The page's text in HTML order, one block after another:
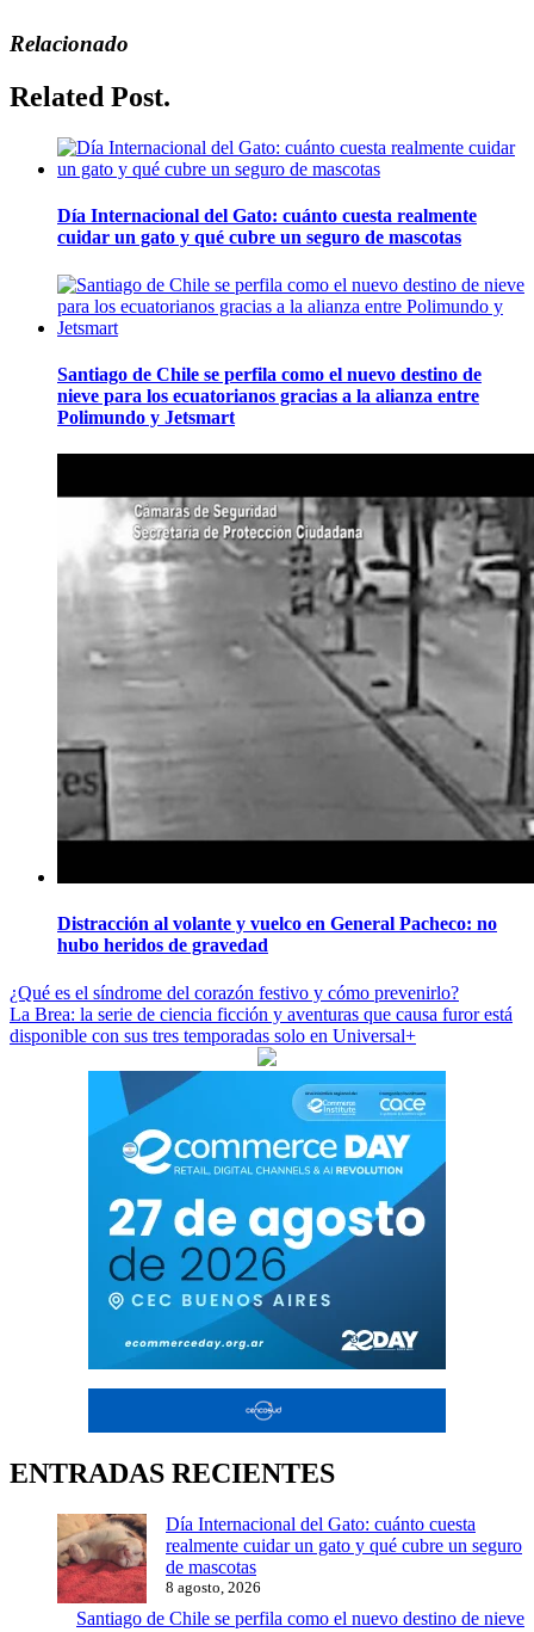
Relacionado
Related Post.
Día Internacional del Gato: cuánto cuesta realmente
cuidar un gato y qué cubre un seguro de mascotas
Santiago de Chile se perfila como el nuevo destino de
nieve para los ecuatorianos gracias a la alianza entre
Polimundo y Jetsmart
Distracción al volante y vuelco en General Pacheco: no
hubo heridos de gravedad
Navegación
de
¿Qué es el síndrome del corazón festivo y cómo prevenirlo?
La Brea: la serie de ciencia ficción y aventuras que causa furor está
disponible con sus tres temporadas solo en Universal+
ENTRADAS RECIENTES
Día Internacional del Gato: cuánto cuesta
realmente cuidar un gato y qué cubre un seguro
de mascotas
8 agosto, 2026
Santiago de Chile se perfila como el nuevo destino de nieve